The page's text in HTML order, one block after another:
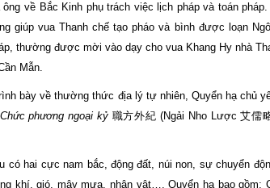
về Bắc Kinh phụ trách việc lịch pháp và toán
giúp vua Thanh chế tạo pháo và bình được loạn
thường được mời vào dạy cho vua Khang Hy nhà
Mẫn.
bày về thường thức địa lý tự nhiên, Quyển hạ chủ
Chức phương ngoại kỷ 職方外紀 (Ngải Nho Lược 艾儒
hai cực nam bắc, động đất, núi non, sự chuyển
khí, gió, mây mưa, nhân vật…. Quyển hạ bao gồm: